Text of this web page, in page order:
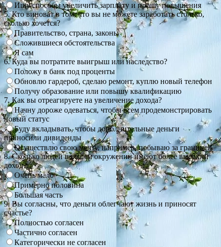
Ищу способы увеличить зарплату и прошу повышения
5. Кто виноват в том, что вы не можете заработать столько,
сколько хочется?
Правительство, страна, законы
Сложившиеся обстоятельства
Я сам
6. Куда вы потратите выигрыш или наследство?
Положу в банк под проценты
Обновлю гардероб, сделаю ремонт, куплю новый телефон
Получу образование или повышу квалификацию
7. Как вы отреагируете на увеличение дохода?
Начну дороже одеваться, чтобы всем продемонстрировать
новый статус
Буду вкладывать, чтобы дополнительные деньги
приносили дивиденды
Осуществлю свою мечту, например, побываю за границей
8. Сколько людей в вашем окружении имеют более высокий
доход?
Очень мало
Примерно половина
Большая часть
9. Вы согласны, что деньги облегчают жизнь и приносят
счастье?
Полностью согласен
Частично согласен
Категорически не согласен